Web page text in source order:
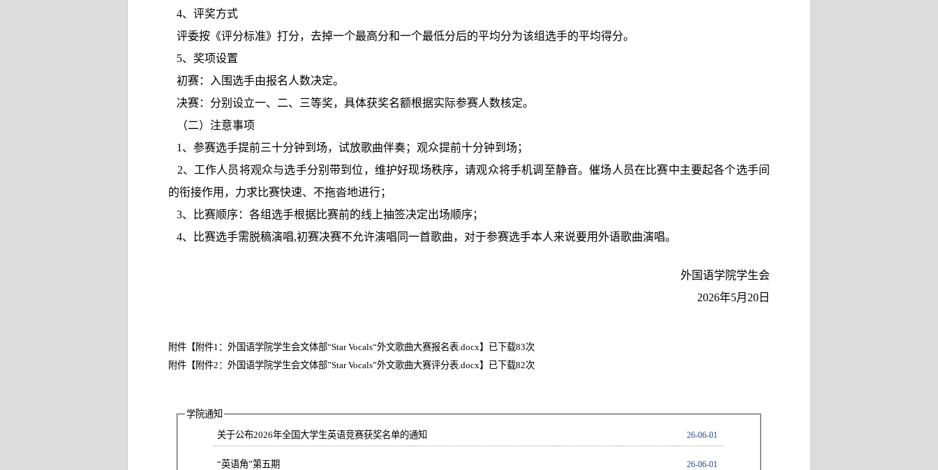
4、评奖方式
评委按《评分标准》打分，去掉一个最高分和一个最低分后的平均分为该组选手的平均得分。
5、奖项设置
初赛：入围选手由报名人数决定。
决赛：分别设立一、二、三等奖， 具体获奖名额根据实际参赛人数核定。
（二）注意事项
1 、参赛选手提前三十分钟到场，试放歌曲伴奏；观众提前十分钟到场；
2、工作人员将观众与选手分别带到位，维护好现场秩序，请观众将手机调至静音。催场人员在比赛中主要起各个选手间
的衔接作用，力求比赛快速、不拖沓地进行；
3、比赛顺序：各组选手根据比赛前的线上抽签决定出场顺序；
4、比赛选手需脱稿演唱,初赛决赛不允许演唱同一首歌曲，对于参赛选手本人来说要用外语歌曲演唱。
外国语学院学生会
2026年5月 20 日
附件【 附件1：外国语学院学生会文体部“Star Vocals“外文歌曲大赛报名表.docx】已下载83次
附件【 附件2：外国语学院学生会文体部”Star Vocals”外文歌曲大赛评分表.docx】已下载82次
学院通知
关于公布2026年全国大学生英语竞赛获奖名单的通知
26-06-01
“英语角”第五期 26-06-01